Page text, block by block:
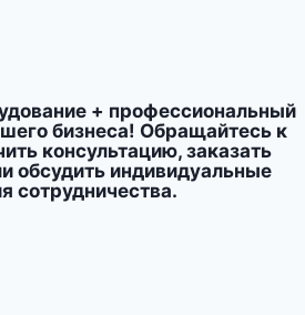
+ профессиональный
бизнеса! Обращайтесь к
консультацию, заказать
обсудить индивидуальные
сотрудничества.